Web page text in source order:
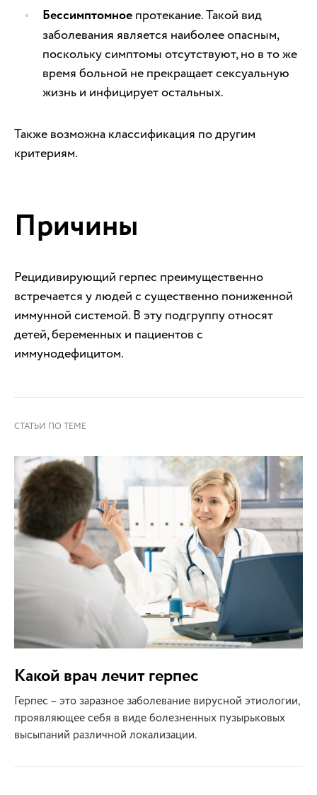
Бессимптомное протекание. Такой вид
заболевания является наиболее опасным,
поскольку симптомы отсутствуют, но в то же
время больной не прекращает сексуальную
жизнь и инфицирует остальных.
Также возможна классификация по другим
критериям.
Причины
Рецидивирующий герпес преимущественно
встречается у людей с существенно пониженной
иммунной системой. В эту подгруппу относят
детей, беременных и пациентов с
иммунодефицитом.
Какой врач лечит герпес
Герпес – это заразное заболевание вирусной этиологии,
проявляющее себя в виде болезненных пузырьковых
высыпаний различной локализации.